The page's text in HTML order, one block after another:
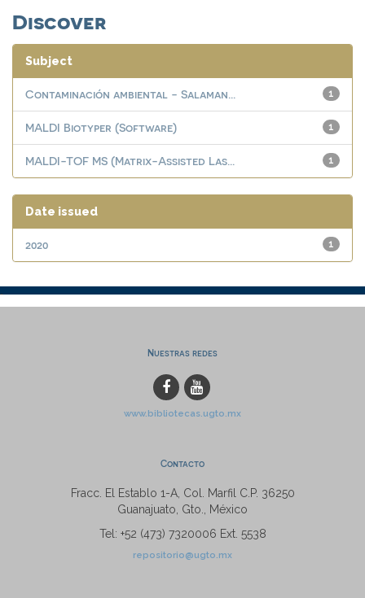
Discover
Subject
1
Contaminación ambiental - Salaman...
1
MALDI Biotyper (Software)
1
MALDI-TOF MS (Matrix-Assisted Las...
Date issued
1
2020
Nuestras redes
www.bibliotecas.ugto.mx
Contacto
Fracc. El Establo 1-A, Col. Marfil C.P. 36250
Guanajuato, Gto., México
Tel: +52 (473) 7320006 Ext. 5538
repositorio@ugto.mx